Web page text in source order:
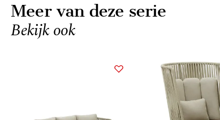
Meer van deze serie
Bekijk ook